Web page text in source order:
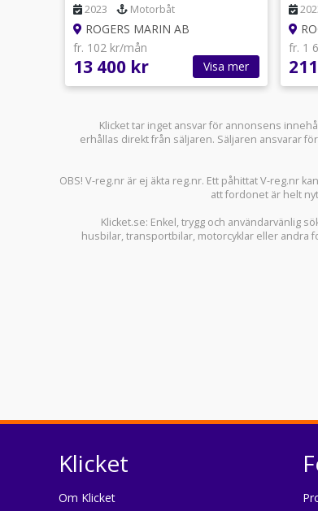
2023 Motorbåt
ROGERS MARIN AB
fr. 102 kr/mån
13 400 kr Visa mer
fr. 1
Klicket tar inget ansvar för annonsens
erhållas direkt från säljaren. Säljaren ansvarar
OBS! V-reg.nr är ej äkta reg.nr. Ett påhittat V-reg.nr
att fordonet är helt
Klicket.se: Enkel, trygg och användarvänlig
husbilar,transportbilar, motorcyklar eller andra
Klicket
Om Klicket